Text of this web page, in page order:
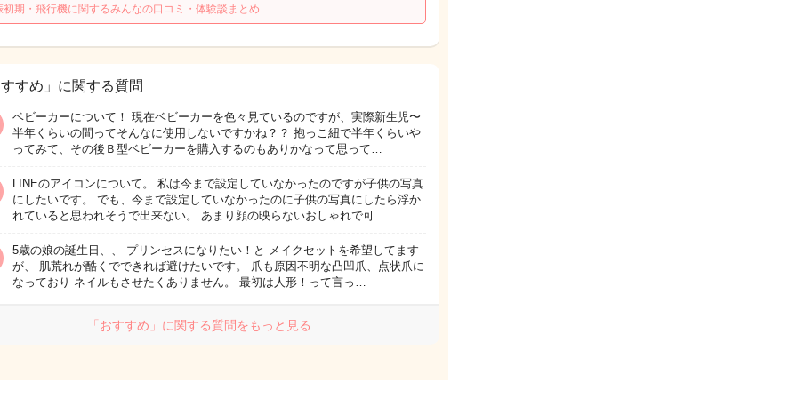
初期・飛行機に関するみんなの口コミ・体験談まとめ
すめ」に関する質問
ベビーカーについて！ 現在ベビーカーを色々見ているのですが、実際新生児〜
半年くらいの間ってそんなに使用しないですかね？？ 抱っこ紐で半年くらいや
ってみて、その後Ｂ型ベビーカーを購入するのもありかなって思って…
LINEのアイコンについて。 私は今まで設定していなかったのですが子供の写真
にしたいです。 でも、今まで設定していなかったのに子供の写真にしたら浮か
れていると思われそうで出来ない。 あまり顔の映らないおしゃれで可…
5歳の娘の誕生日、、 プリンセスになりたい！と メイクセットを希望してます
が、 肌荒れが酷くでできれば避けたいです。 爪も原因不明な凸凹爪、点状爪に
なっており ネイルもさせたくありません。 最初は人形！って言っ…
「おすすめ」に関する質問をもっと見る